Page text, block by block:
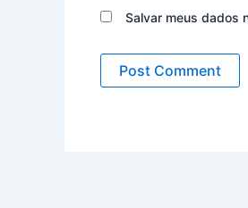
Salvar meus dados